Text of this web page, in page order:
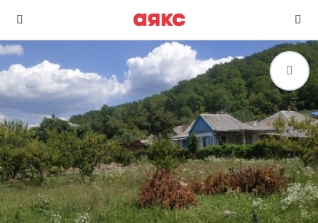
г. Геленджик
Избранное
0 объявлений
Сравнение
0 объявлений
Недвижимость Услуги